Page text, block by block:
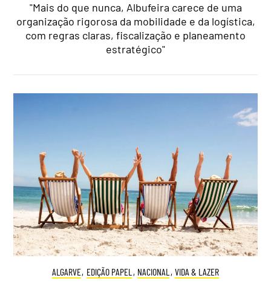
"Mais do que nunca, Albufeira carece de uma
organização rigorosa da mobilidade e da logística,
com regras claras, fiscalização e planeamento
estratégico"
ALGARVE, EDIÇÃO PAPEL , NACIONAL , VIDA & LAZER